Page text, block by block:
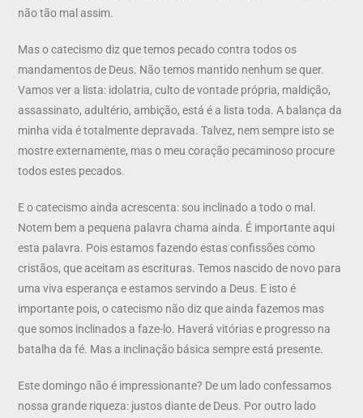
não tão mal assim.
Mas o catecismo diz que temos pecado contra todos os
mandamentos de Deus. Não temos mantido nenhum se quer.
Vamos ver a lista: idolatria, culto de vontade própria, maldição,
assassinato, adultério, ambição, está é a lista toda. A balança da
minha vida é totalmente depravada. Talvez, nem sempre isto se
mostre externamente, mas o meu coração pecaminoso procure
todos estes pecados.
E o catecismo ainda acrescenta: sou inclinado a todo o mal.
Notem bem a pequena palavra chama ainda. É importante aqui
esta palavra. Pois estamos fazendo estas confissões como
cristãos, que aceitam as escrituras. Temos nascido de novo para
uma viva esperança e estamos servindo a Deus. E isto é
importante pois, o catecismo não diz que ainda fazemos mas
que somos inclinados a faze-lo. Haverá vitórias e progresso na
batalha da fé. Mas a inclinação básica sempre está presente.
Este domingo não é impressionante? De um lado confessamos
nossa grande riqueza: justos diante de Deus. Por outro lado